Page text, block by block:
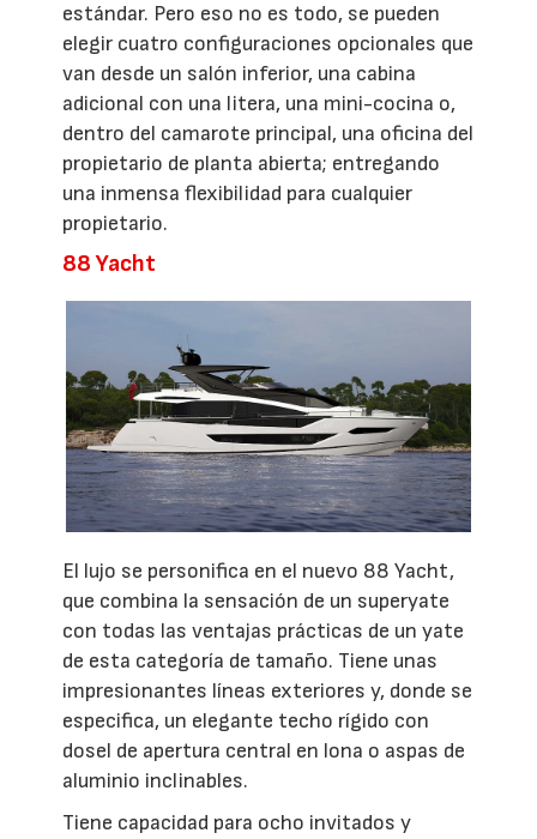
estándar. Pero eso no es todo, se pueden
elegir cuatro configuraciones opcionales que
van desde un salón inferior, una cabina
adicional con una litera, una mini-cocina o,
dentro del camarote principal, una oficina del
propietario de planta abierta; entregando
una inmensa flexibilidad para cualquier
propietario.
88 Yacht
El lujo se personifica en el nuevo 88 Yacht,
que combina la sensación de un superyate
con todas las ventajas prácticas de un yate
de esta categoría de tamaño. Tiene unas
impresionantes líneas exteriores y, donde se
especifica, un elegante techo rígido con
dosel de apertura central en lona o aspas de
aluminio inclinables.
Tiene capacidad para ocho invitados y